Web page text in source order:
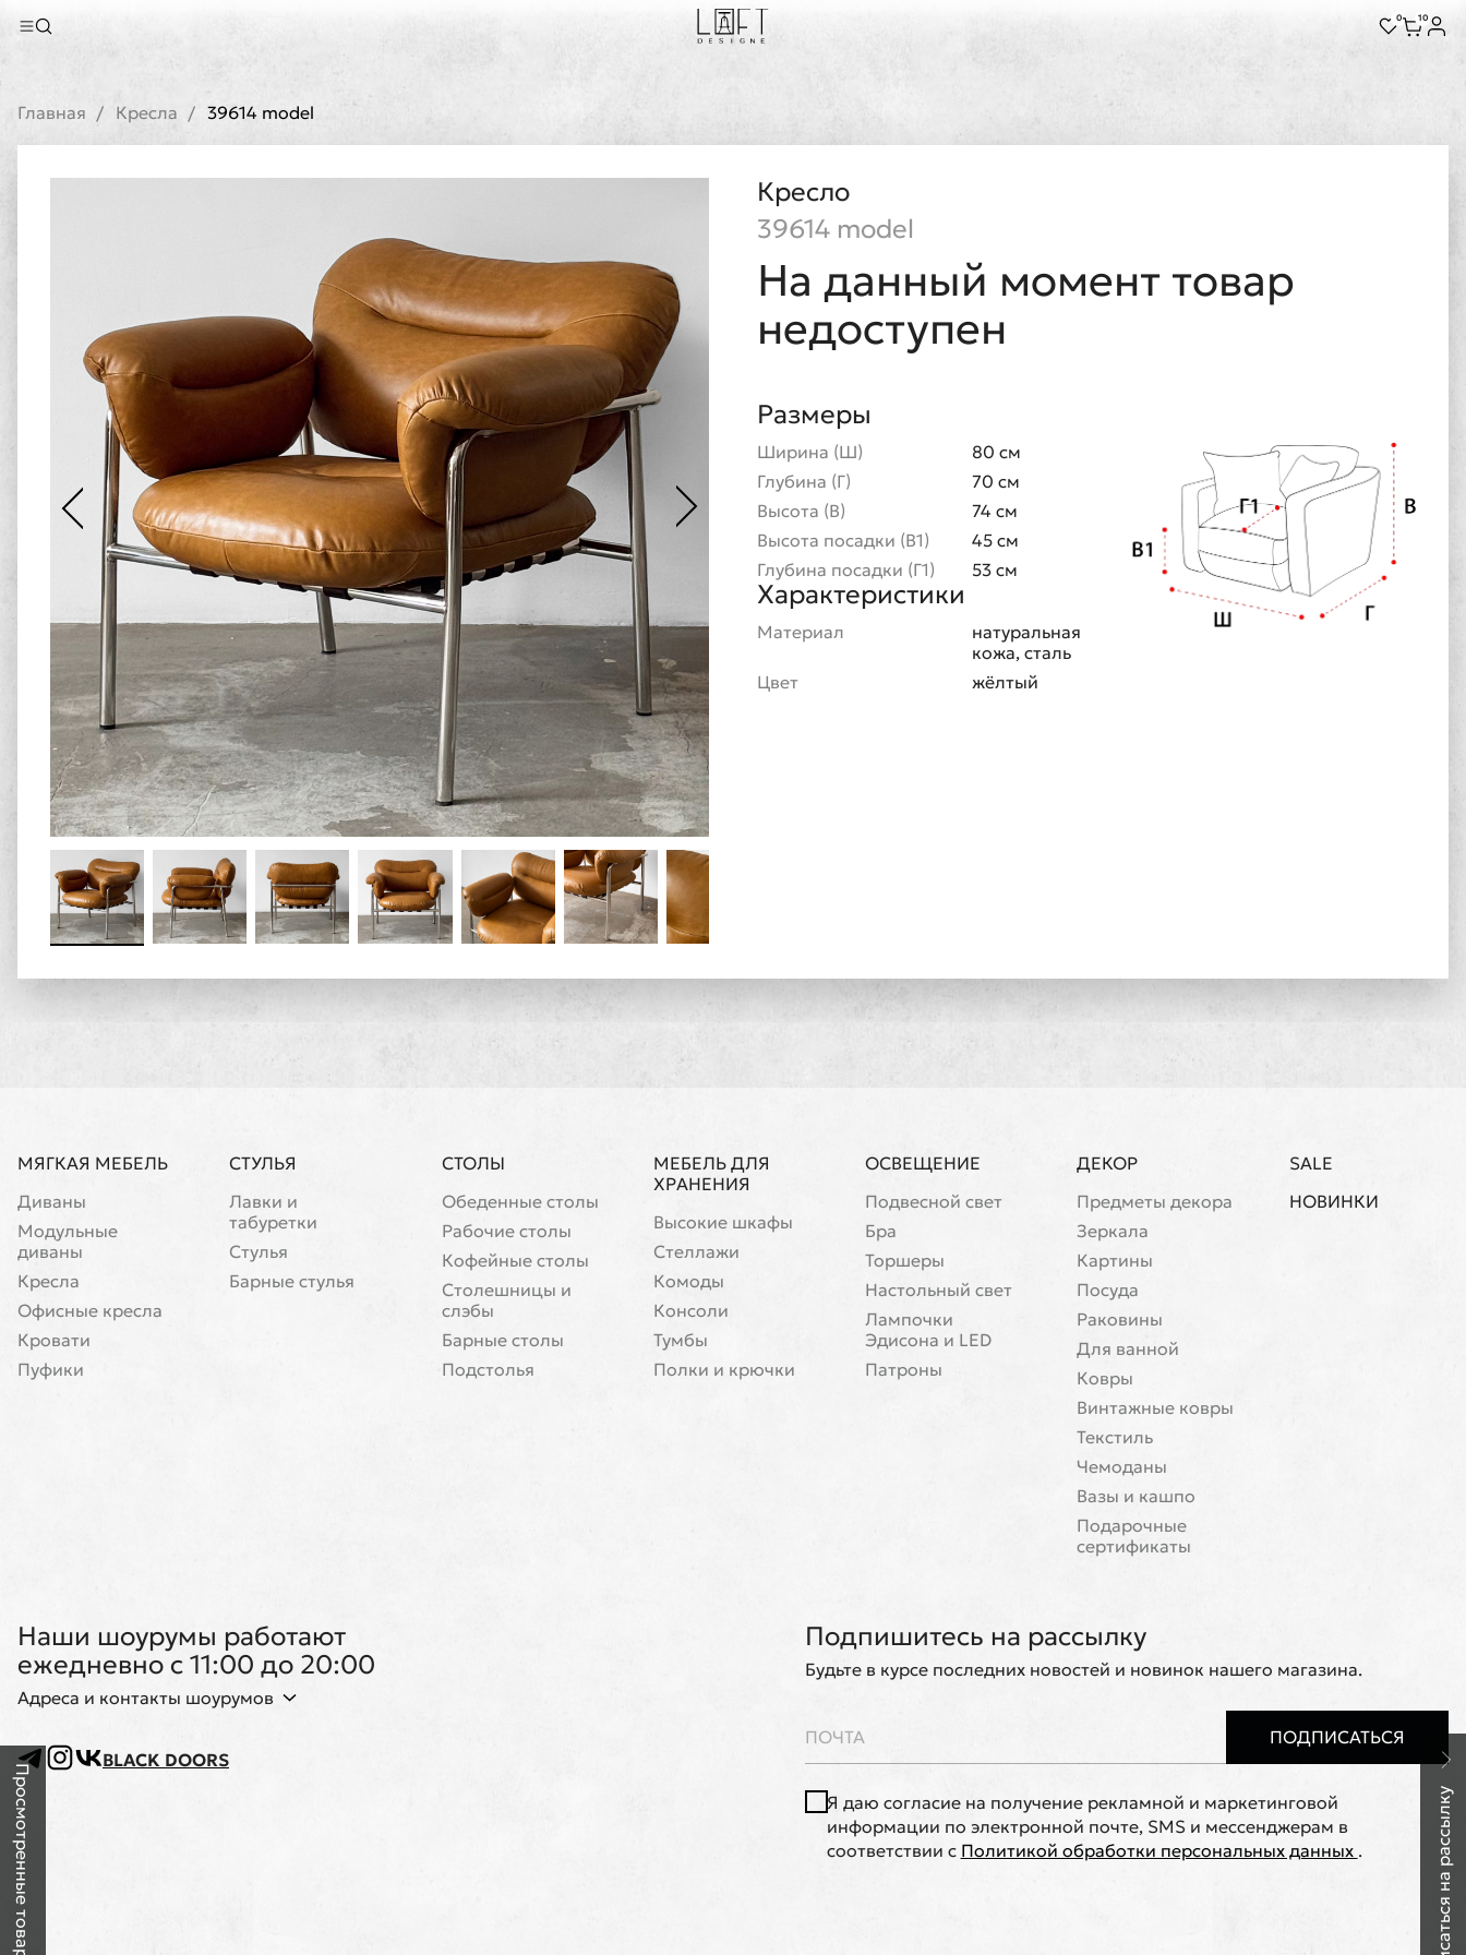
0 10
Главная Кресла 39614 model
Кресло
39614 model
На данный момент товар
недоступен
Размеры
Ширина (Ш)
80 см
Глубина (Г)
70 см
Высота (В)
74 см
Высота посадки (В1)
45 см
Глубина посадки (Г1)
53 см
Характеристики
Материал
натуральная
кожа, сталь
Цвет
жёлтый
МЯГКАЯ МЕБЕЛЬ
Диваны
Модульные
диваны
Кресла
Офисные кресла
Кровати
Пуфики
СТУЛЬЯ
Лавки и
табуретки
Стулья
Барные стулья
СТОЛЫ
Обеденные столы
Рабочие столы
Кофейные столы
Cтолешницы и
слэбы
Барные столы
Подстолья
МЕБЕЛЬ ДЛЯ
ХРАНЕНИЯ
Высокие шкафы
Стеллажи
Комоды
Консоли
Тумбы
Полки и крючки
ОСВЕЩЕНИЕ
Подвесной свет
Бра
Торшеры
Настольный свет
Лампочки
Эдисона и LED
Патроны
ДЕКОР
Предметы декора
Зеркала
Картины
Посуда
Раковины
Для ванной
Ковры
Винтажные ковры
Текстиль
Чемоданы
Вазы и кашпо
Подарочные
сертификаты
SALE
НОВИНКИ
Наши шоурумы работают
ежедневно с 11:00 до 20:00
Адреса и контакты шоурумов
BLACK DOORS
Подпишитесь на рассылку
Будьте в курсе последних новостей и новинок нашего магазина.
ПОДПИСАТЬСЯ
Я даю согласие на получение рекламной и маркетинговой
информации по электронной почте, SMS и мессенджерам в
соответствии с Политикой обработки персональных данных . Подписаться на рассылку
Просмотренные товары